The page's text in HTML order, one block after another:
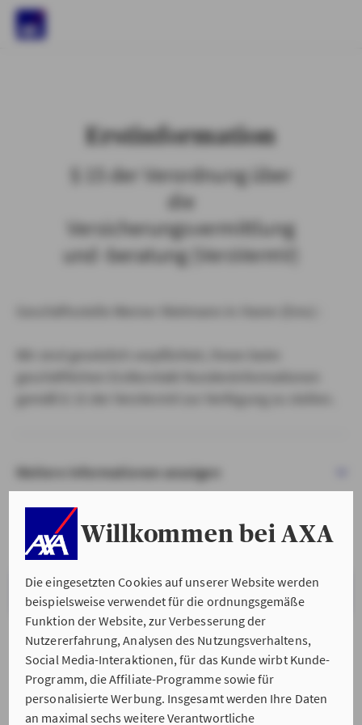
Willkommen bei AXA
Die eingesetzten Cookies auf unserer Website werden
beispielsweise verwendet für die ordnungsgemäße
Funktion der Website, zur Verbesserung der
Nutzererfahrung, Analysen des Nutzungsverhaltens,
Social Media-Interaktionen, für das Kunde wirbt Kunde-
Programm, die Affiliate-Programme sowie für
personalisierte Werbung. Insgesamt werden Ihre Daten
an maximal sechs weitere Verantwortliche
Erstinformation
§ 15 der Verordnung über
die
Versicherungsvermittlung
und -beratung (VersVermV)
Weitere Informationen anzeigen
VERSTANDEN & WEITER